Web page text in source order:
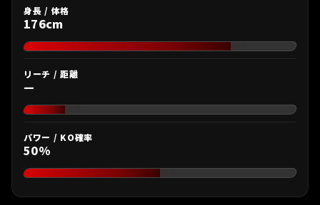
身長 / 体格
176cm
リーチ / 距離
—
パワー / KO確率
50%